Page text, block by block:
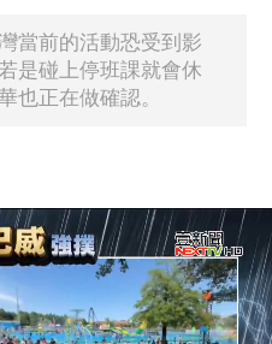
當前的活動恐受到影
是碰上停班課就會休
也正在做確認。